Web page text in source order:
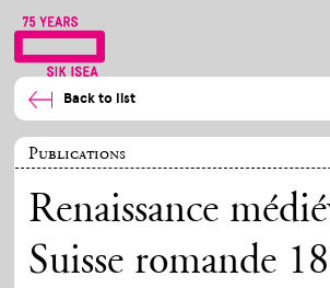
Back to list
Publications
Renaissance
Suisse romande